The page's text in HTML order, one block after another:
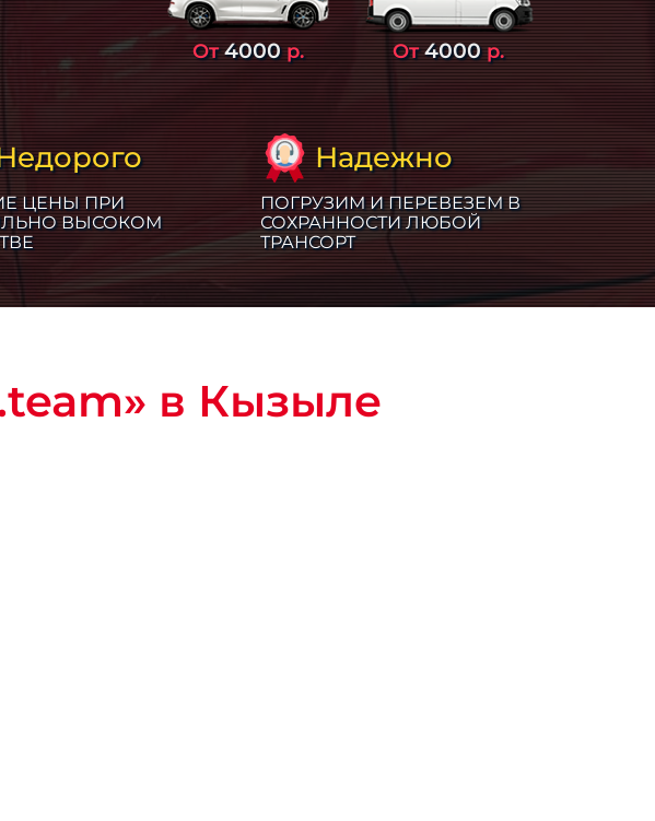
От4000р. От4000р.
ЦЕНЫ ПРИ
ВЫСОКОМ
Надежно
ПОГРУЗИМ И ПЕРЕВЕЗЕМ В
СОХРАННОСТИ ЛЮБОЙ
ТРАНСОРТ
в Кызыле